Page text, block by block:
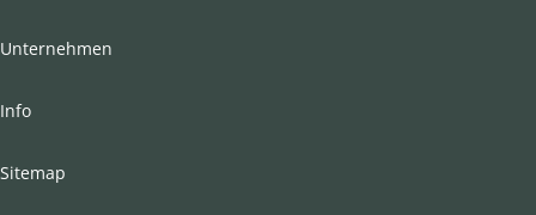
Unternehmen
Info
Sitemap